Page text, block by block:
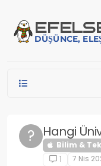
EFE
DÜŞÜNCE,
? Hangi
Bilim &
1
7 Nis